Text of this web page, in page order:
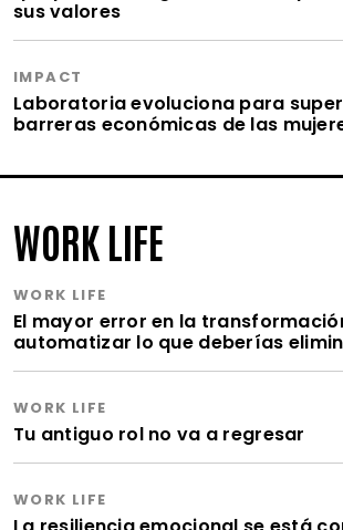
sus valores
IMPACT
Laboratoria evoluciona para
barreras económicas de las
WORK LIFE
WORK LIFE
El mayor error en la
automatizar lo que deberías
WORK LIFE
Tu antiguo rol no va a regresar
WORK LIFE